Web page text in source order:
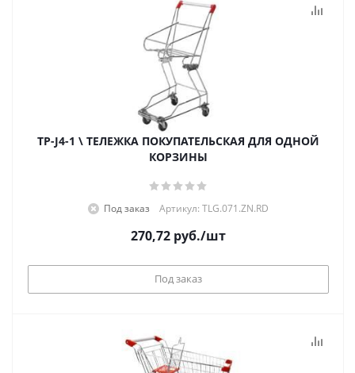
TP-J4-1 \ ТЕЛЕЖКА ПОКУПАТЕЛЬСКАЯ ДЛЯ ОДНОЙ
КОРЗИНЫ
Под заказ Артикул: TLG.071.ZN.RD
270,72 руб./шт
Под заказ